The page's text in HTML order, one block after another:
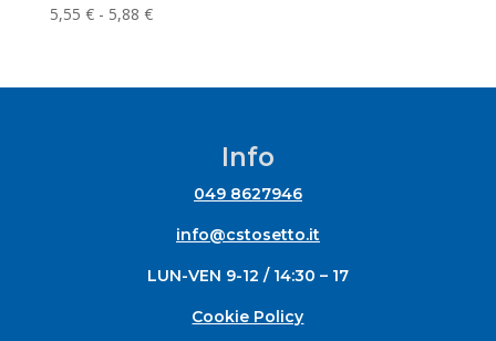
5,55 € - 5,88 €Fascia
da
Info
049 8627946
info@cstosetto.it
LUN-VEN 9-12 / 14:30 – 17
Cookie Policy